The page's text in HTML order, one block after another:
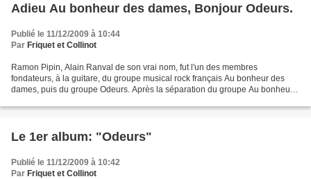
Adieu Au bonheur des dames, Bonjour Odeurs.
Publié le 11/12/2009 à 10:44
Par Friquet et Collinot
Ramon Pipin, Alain Ranval de son vrai nom, fut l'un des membres
fondateurs, à la guitare, du groupe musical rock français Au bonheur des
dames, puis du groupe Odeurs. Après la séparation du groupe Au bonheur
Le 1er album: "Odeurs"
Publié le 11/12/2009 à 10:42
Par Friquet et Collinot